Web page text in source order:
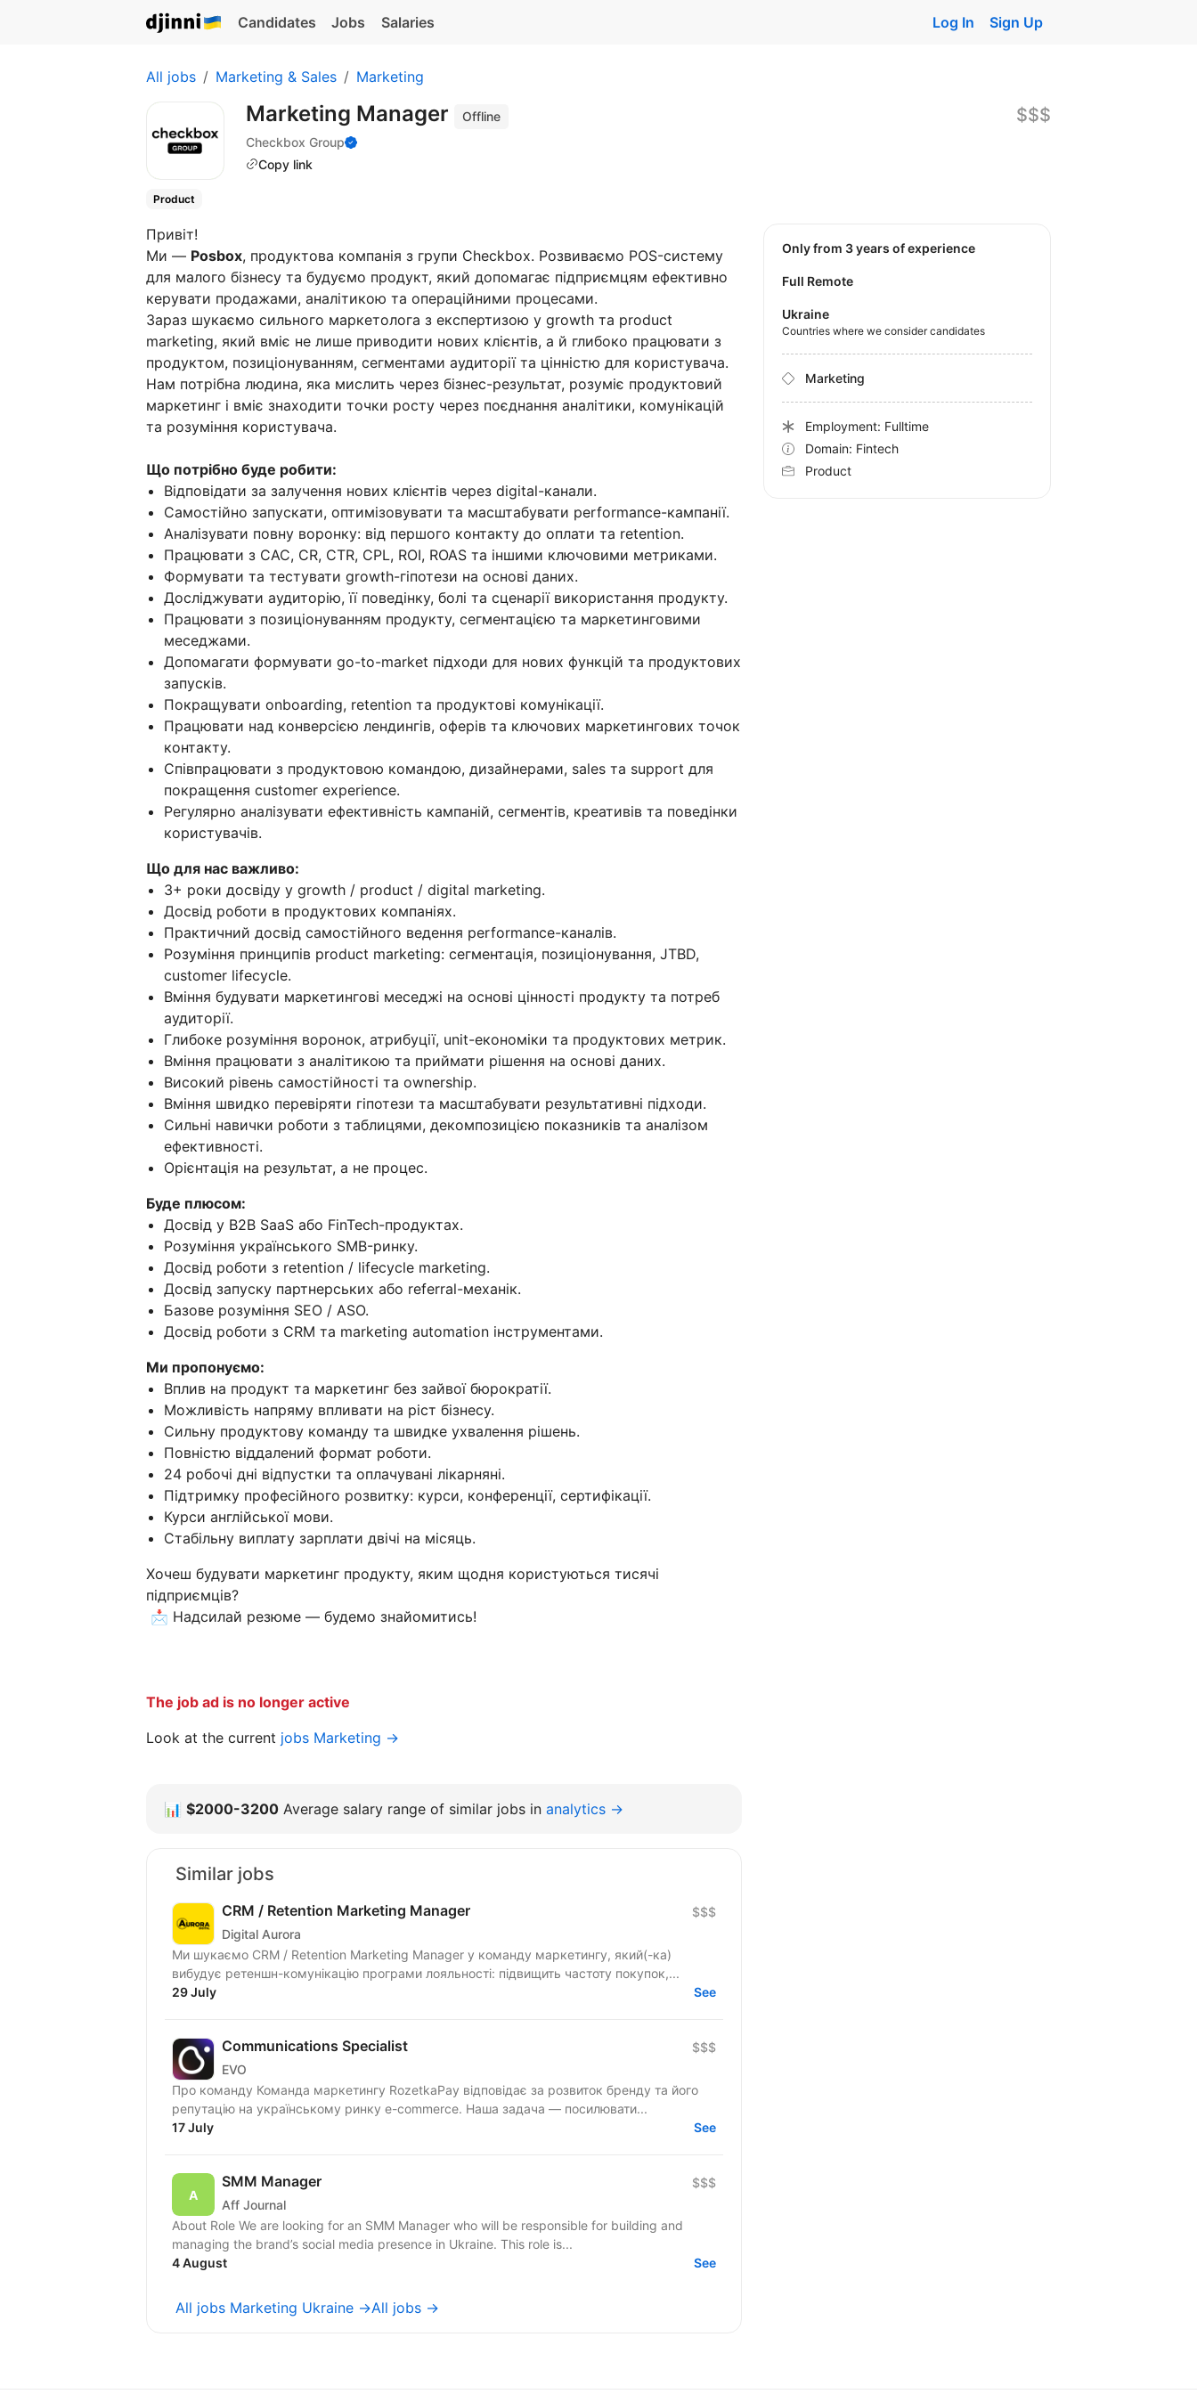
Candidates Jobs Salaries Log In Sign Up
All jobs Marketing & Sales Marketing
Marketing Manager
Offline
Checkbox Group
Copy link
$$$
Product
Привіт!
Ми — Posbox, продуктова компанія з групи Checkbox. Розвиваємо POS-систему
для малого бізнесу та будуємо продукт, який допомагає підприємцям ефективно
керувати продажами, аналітикою та операційними процесами.
Зараз шукаємо сильного маркетолога з експертизою у growth та product
marketing, який вміє не лише приводити нових клієнтів, а й глибоко працювати з
продуктом, позиціонуванням, сегментами аудиторії та цінністю для користувача.
Нам потрібна людина, яка мислить через бізнес-результат, розуміє продуктовий
маркетинг і вміє знаходити точки росту через поєднання аналітики, комунікацій
та розуміння користувача.
Що потрібно буде робити:
Відповідати за залучення нових клієнтів через digital-канали.
Самостійно запускати, оптимізовувати та масштабувати performance-кампанії.
Аналізувати повну воронку: від першого контакту до оплати та retention.
Працювати з CAC, CR, CTR, CPL, ROI, ROAS та іншими ключовими метриками.
Формувати та тестувати growth-гіпотези на основі даних.
Досліджувати аудиторію, її поведінку, болі та сценарії використання продукту.
Працювати з позиціонуванням продукту, сегментацією та маркетинговими
меседжами.
Допомагати формувати go-to-market підходи для нових функцій та продуктових
запусків.
Покращувати onboarding, retention та продуктові комунікації.
Працювати над конверсією лендингів, оферів та ключових маркетингових точок
контакту.
Співпрацювати з продуктовою командою, дизайнерами, sales та support для
покращення customer experience.
Регулярно аналізувати ефективність кампаній, сегментів, креативів та поведінки
користувачів.
Що для нас важливо:
3+ роки досвіду у growth / product / digital marketing.
Досвід роботи в продуктових компаніях.
Практичний досвід самостійного ведення performance-каналів.
Розуміння принципів product marketing: сегментація, позиціонування, JTBD,
customer lifecycle.
Вміння будувати маркетингові меседжі на основі цінності продукту та потреб
аудиторії.
Глибоке розуміння воронок, атрибуції, unit-економіки та продуктових метрик.
Вміння працювати з аналітикою та приймати рішення на основі даних.
Високий рівень самостійності та ownership.
Вміння швидко перевіряти гіпотези та масштабувати результативні підходи.
Сильні навички роботи з таблицями, декомпозицією показників та аналізом
ефективності.
Орієнтація на результат, а не процес.
Буде плюсом:
Досвід у B2B SaaS або FinTech-продуктах.
Розуміння українського SMB-ринку.
Досвід роботи з retention / lifecycle marketing.
Досвід запуску партнерських або referral-механік.
Базове розуміння SEO / ASO.
Досвід роботи з CRM та marketing automation інструментами.
Ми пропонуємо:
Вплив на продукт та маркетинг без зайвої бюрократії.
Можливість напряму впливати на ріст бізнесу.
Сильну продуктову команду та швидке ухвалення рішень.
Повністю віддалений формат роботи.
24 робочі дні відпустки та оплачувані лікарняні.
Підтримку професійного розвитку: курси, конференції, сертифікації.
Курси англійської мови.
Стабільну виплату зарплати двічі на місяць.
Хочеш будувати маркетинг продукту, яким щодня користуються тисячі
підприємців?
📩 Надсилай резюме — будемо знайомитись!
The job ad is no longer active
Look at the current jobs Marketing →
Only from 3 years of experience
Full Remote
Ukraine
Countries where we consider candidates
Marketing
Employment: Fulltime
Domain: Fintech
Product
📊 $2000-3200 Average salary range of similar jobs in analytics →
Similar jobs
CRM / Retention Marketing Manager
Digital Aurora
$$$
Ми шукаємо CRM / Retention Marketing Manager у команду маркетингу, який(-ка)
вибудує ретеншн-комунікацію програми лояльності: підвищить частоту покупок,...
29 July
See
Communications Specialist
EVO
$$$
Про команду Команда маркетингу RozetkaPay відповідає за розвиток бренду та його
репутацію на українському ринку e-commerce. Наша задача — посилювати...
17 July
See
SMM Manager
Aff Journal
$$$
About Role We are looking for an SMM Manager who will be responsible for building and
managing the brand’s social media presence in Ukraine. This role is...
4 August
See
All jobs Marketing Ukraine →All jobs →